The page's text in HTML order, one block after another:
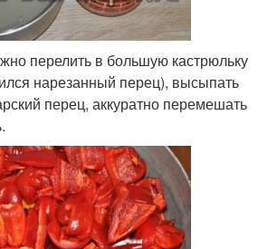
перелить в большую кастрюльку
нарезанный перец), высыпать
перец, аккуратно перемешать